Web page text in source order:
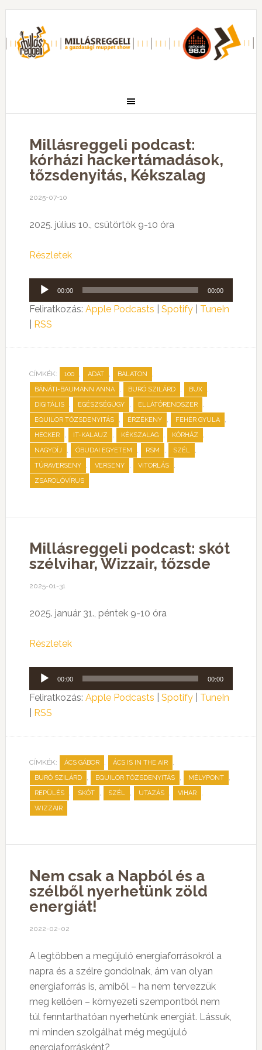
Millásreggeli podcast:
kórházi hackertámadások,
tőzsdenyitás, Kékszalag
2025-07-10
2025. július 10., csütörtök 9-10 óra
Részletek
Audió
lejátszó
00:00 00:00
Feliratkozás: Apple Podcasts Spotify| TuneIn
RSS
CÍMKÉK: 100 , ADAT , BALATON ,
BÁNÁTI-BAUMANN ANNA , BURÓ SZILÁRD , BUX ,
DIGITÁLIS , EGÉSZSÉGÜGY , ELLÁTÓRENDSZER ,
EQUILOR TŐZSDENYITÁS , ÉRZÉKENY , FEHÉR GYULA ,
HECKER , IT-KALAUZ , KÉKSZALAG , KÓRHÁZ ,
NAGYDÍJ , ÓBUDAI EGYETEM , RSM , SZÉL ,
TÚRAVERSENY , VERSENY , VITORLÁS ,
ZSAROLÓVÍRUS
Millásreggeli podcast: skót
szélvihar, Wizzair, tőzsde
2025-01-31
2025. január 31., péntek 9-10 óra
Részletek
Audió
lejátszó
00:00 00:00
Feliratkozás: Apple Podcasts Spotify| TuneIn
RSS
CÍMKÉK: ÁCS GÁBOR , ÁCS IS IN THE AIR ,
BURÓ SZILÁRD , EQUILOR TŐZSDENYITÁS , MÉLYPONT ,
REPÜLÉS , SKÓT , SZÉL , UTAZÁS , VIHAR ,
WIZZAIR
Nem csak a Napból és a
szélből nyerhetünk zöld
energiát!
2022-02-02
A legtöbben a megújuló energiaforrásokról a
napra és a szélre gondolnak, ám van olyan
energiaforrás is, amiből – ha nem tervezzük
meg kellően – környezeti szempontból nem
túl fenntarthatóan nyerhetünk energiát. Lássuk,
mi minden szolgálhat még megújuló
energiaforrásként?